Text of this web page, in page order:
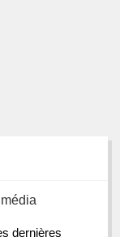
dernières